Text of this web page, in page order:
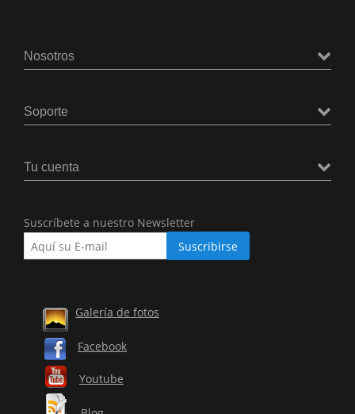
Nosotros
Soporte
Tu cuenta
Suscríbete a nuestro Newsletter
Galería de fotos
Facebook
Youtube